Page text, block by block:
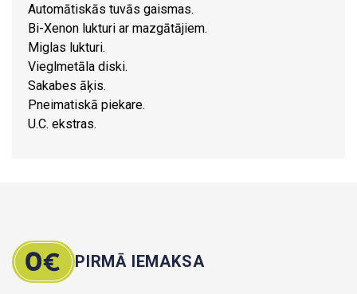
Automātiskās tuvās gaismas.
Bi-Xenon lukturi ar mazgātājiem.
Miglas lukturi.
Vieglmetāla diski.
Sakabes āķis.
Pneimatiskā piekare.
U.C. ekstras.
PIRMĀ IEMAKSA